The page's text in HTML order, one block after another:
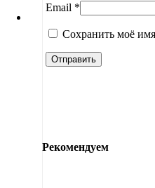
Email *
Сохранить моё
Рекомендуем